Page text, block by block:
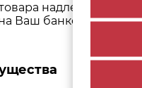
надлежащего
Ваш банковский